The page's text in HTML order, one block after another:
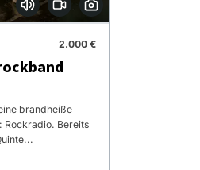
2.000 €
brandheiße
Rockradio. Bereits